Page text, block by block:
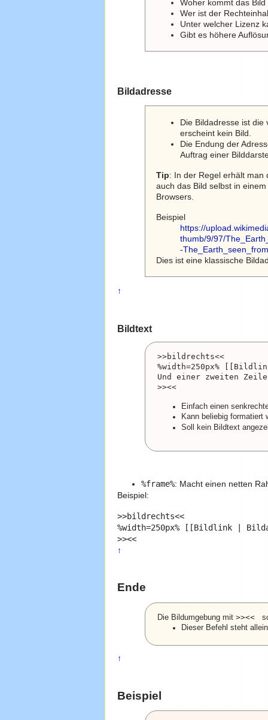
Woher kommt das
Wer ist der
Unter welcher Lizenz
Gibt es höhere
Bildadresse
Die Bildadresse ist
erscheint kein Bild.
Die Endung der
Auftrag einer
Tip: In der Regel erhält man
auch das Bild selbst in
Browsers.
Beispiel
https://
thumb/9/97/
-
Dies ist eine klassische
↑
Bildtext
>>bildrechts<<
%width=250px%
Und einer zweiten Zeile
Einfach einen
Kann beliebig formatiert
Soll kein Bildtext
%frame%: Macht einen netten
Beispiel:
>>bildrechts<<
%width=250px% [[Bildlink |
>><<
↑
Ende
Die Bildumgebung mit>><<
Dieser Befehl steht
↑
Beispiel